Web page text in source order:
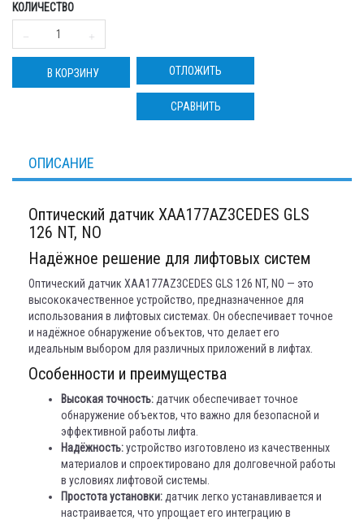
КОЛИЧЕСТВО
В КОРЗИНУ ОТЛОЖИТЬ
СРАВНИТЬ
ОПИСАНИЕ
Оптический датчик XAA177AZ3CEDES GLS
126 NT, NO
Надёжное решение для лифтовых систем
Оптический датчик XAA177AZ3CEDES GLS 126 NT, NO — это
высококачественное устройство, предназначенное для
использования в лифтовых системах. Он обеспечивает точное
и надёжное обнаружение объектов, что делает его
идеальным выбором для различных приложений в лифтах.
Особенности и преимущества
Высокая точность: датчик обеспечивает точное
обнаружение объектов, что важно для безопасной и
эффективной работы лифта.
Надёжность:устройство изготовлено из качественных
материалов и спроектировано для долговечной работы
в условиях лифтовой системы.
Простота установки: датчик легко устанавливается и
настраивается, что упрощает его интеграцию в